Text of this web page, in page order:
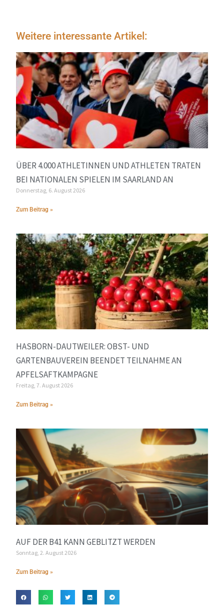
Weitere interessante Artikel:
ÜBER 4.000 ATHLETINNEN UND ATHLETEN TRATEN
BEI NATIONALEN SPIELEN IM SAARLAND AN
Donnerstag, 6. August 2026
Zum Beitrag »
HASBORN-DAUTWEILER: OBST- UND
GARTENBAUVEREIN BEENDET TEILNAHME AN
APFELSAFTKAMPAGNE
Freitag, 7. August 2026
Zum Beitrag »
AUF DER B41 KANN GEBLITZT WERDEN
Sonntag, 2. August 2026
Zum Beitrag »